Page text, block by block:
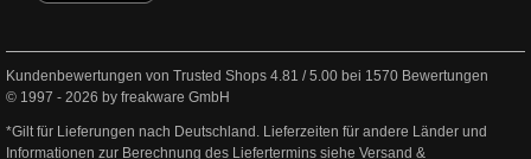
Kundenbewertungen von Trusted Shops 4.81 /5.00 bei 1570 Bewertungen
© 1997 - 2026 by freakware GmbH
*Gilt für Lieferungen nach Deutschland. Lieferzeiten für andere Länder und
Informationen zur Berechnung des Liefertermins siehe Versand &